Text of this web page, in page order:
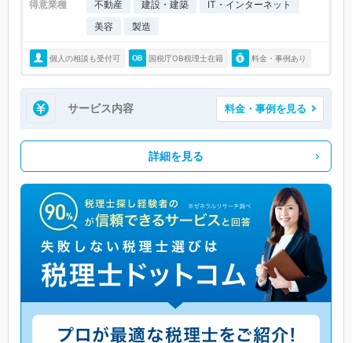
得意業種 不動産 建設・建築
IT・インターネット
美容
製造
個人の相談も受付可 国税庁OB税理士在籍 料金・事例あり
サービス内容 料金・事例を見る
詳細を見る